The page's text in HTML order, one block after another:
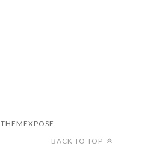
THEMEXPOSE
BACK TO TOP